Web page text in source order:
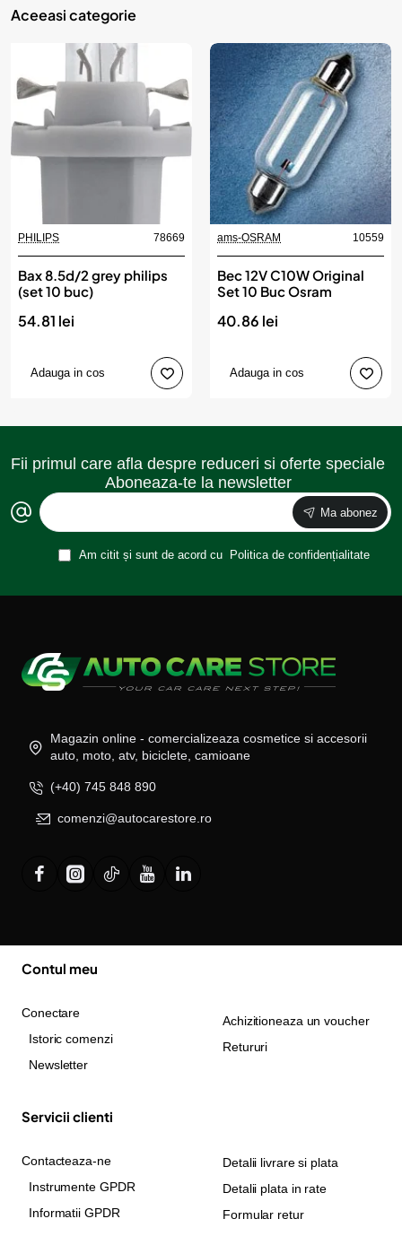
Aceeasi categorie
PHILIPS 78669
Bax 8.5d/2 grey philips
(set 10 buc)
54.81 lei
Adauga in cos
ams-OSRAM 10559
Bec 12V C10W Original
Set 10 Buc Osram
40.86 lei
Adauga in cos
Fii primul care afla despre reduceri si oferte speciale
Aboneaza-te la newsletter
Ma abonez
Am citit și sunt de acord cu Politica de confidențialitate
Magazin online - comercializeaza cosmetice si accesorii
auto, moto, atv, biciclete, camioane
(+40) 745 848 890
comenzi@autocarestore.ro
Contul meu
Conectare
Istoric comenzi
Newsletter
Achizitioneaza un voucher
Retururi
Servicii clienti
Contacteaza-ne
Instrumente GPDR
Informatii GPDR
Detalii livrare si plata
Detalii plata in rate
Formular retur